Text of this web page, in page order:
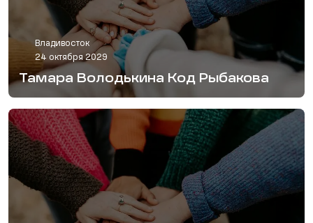
Владивосток
24 октября 2029
Тамара Володькина Код Рыбакова